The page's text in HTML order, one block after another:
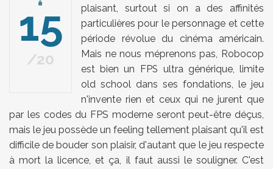
15
20
plaisant, surtout si on a des affinités
particulières pour le personnage et cette
période révolue du cinéma américain.
Mais ne nous méprenons pas, Robocop
est bien un FPS ultra générique, limite
old school dans ses fondations, le jeu
n'invente rien et ceux qui ne jurent que
par les codes du FPS moderne seront peut-être déçus,
mais le jeu possède un feeling tellement plaisant qu'il est
difficile de bouder son plaisir, d'autant que le jeu respecte
à mort la licence, et ça, il faut aussi le souligner. C'est